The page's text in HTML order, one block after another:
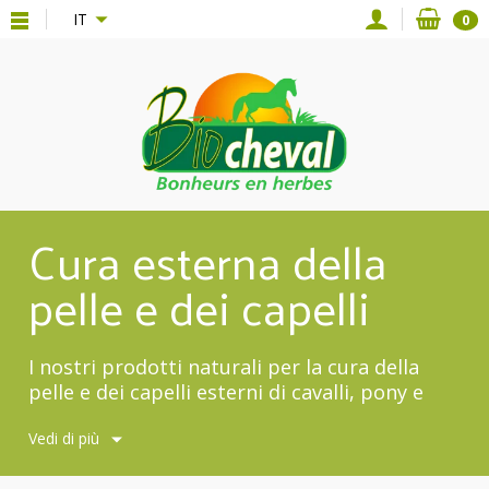
{**} IT 0
Cura esterna della
pelle e dei capelli
I nostri prodotti naturali per la cura della
pelle e dei capelli esterni di cavalli, pony e
Vedi di più